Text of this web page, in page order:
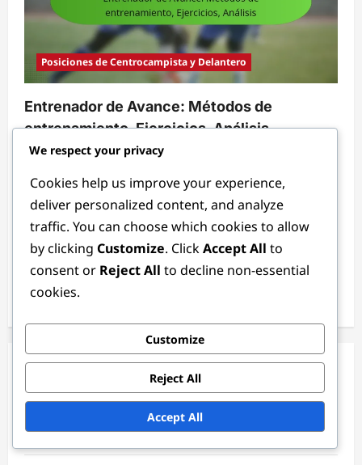
Posiciones de Centrocampista y Delantero
Entrenador de Avance: Métodos de
entrenamiento, Ejercicios, Análisis
Ethan Rivers 3 months ago
Enlaces
Contacto
Sobre nosotros
Publicaciones del blog
Publicaciones recientes
We respect your privacy
Cookies help us improve your experience,
deliver personalized content, and analyze
traffic. You can choose which cookies to allow
by clicking Customize. ClickAccept All to
consent or Reject All to decline non-essential
cookies.
Customize
Reject All
Accept All